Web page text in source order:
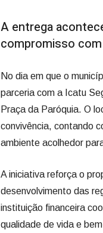
A entrega
compromisso com
No dia em que o
parceria com a Icatu
Praça da Paróquia. O
convivência, contando
ambiente acolhedor
A iniciativa reforça o
desenvolvimento das
instituição financeira
qualidade de vida e